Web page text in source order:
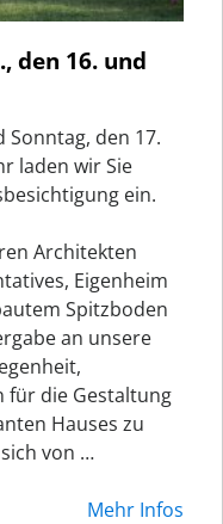
den 16. und
Sonntag, den 17.
laden wir Sie
ein.
Architekten
Eigenheim
Spitzboden
an unsere
für die Gestaltung
Hauses zu
von …
Mehr Infos